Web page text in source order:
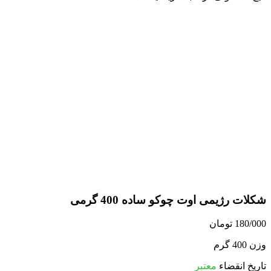
شکلات رژیمی اوت چوکو ساده 400 گرمی
180/000 تومان
وزن 400 گرم
تاریخ انقضاء معتبر